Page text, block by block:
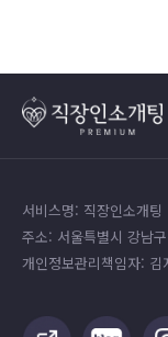
서비스명: 직장인소개팅
주소: 서울특별시 강남
개인정보관리책임자: 김